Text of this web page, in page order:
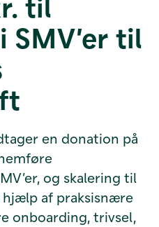
til
en donation på
og skalering til
hjælp af praksisnære
onboarding, trivsel,